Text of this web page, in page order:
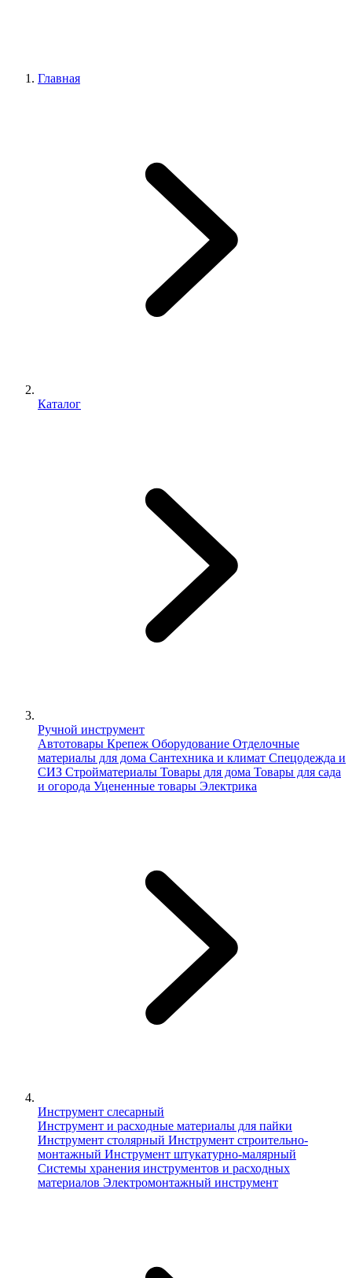
Главная
Каталог
Ручной инструмент
Автотовары Крепеж Оборудование Отделочные
материалы для дома Сантехника и климат Спецодежда и
СИЗ Стройматериалы Товары для дома Товары для сада
и огорода Уцененные товары Электрика
Инструмент слесарный
Инструмент и расходные материалы для пайки
Инструмент столярный Инструмент строительно-
монтажный Инструмент штукатурно-малярный
Сиcтемы хранения инструментов и расходных
материалов Электромонтажный инструмент